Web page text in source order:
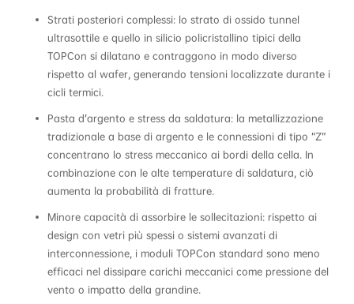
Strati posteriori complessi: lo strato di ossido tunnel
ultrasottile e quello in silicio policristallino tipici della
TOPCon si dilatano e contraggono in modo diverso
rispetto al wafer, generando tensioni localizzate durante i
cicli termici.
Pasta d’argento e stress da saldatura: la metallizzazione
tradizionale a base di argento e le connessioni di tipo “Z”
concentrano lo stress meccanico ai bordi della cella. In
combinazione con le alte temperature di saldatura, ciò
aumenta la probabilità di fratture.
Minore capacità di assorbire le sollecitazioni: rispetto ai
design con vetri più spessi o sistemi avanzati di
interconnessione, i moduli TOPCon standard sono meno
efficaci nel dissipare carichi meccanici come pressione del
vento o impatto della grandine.